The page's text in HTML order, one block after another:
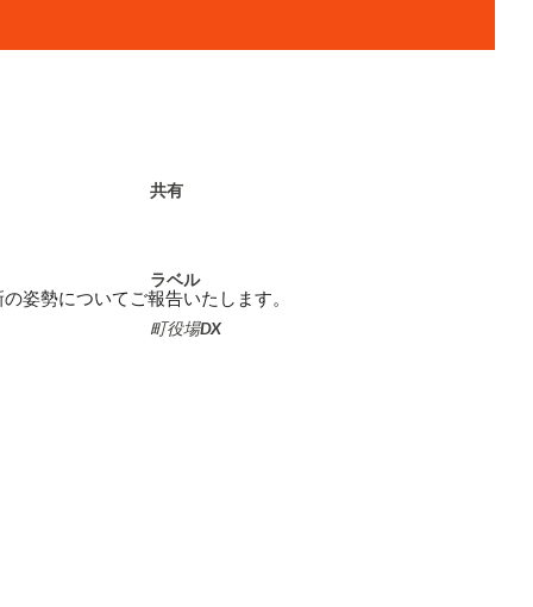
姿勢についてご報告いたします。
共有
ラベル
町役場DX